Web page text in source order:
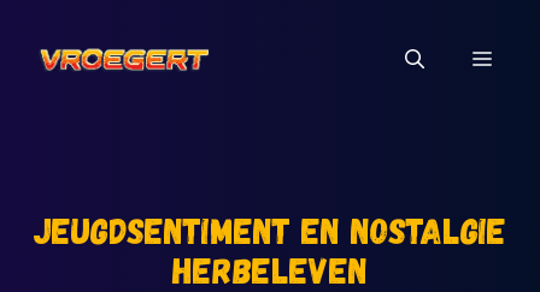
naar
Jeugdsentiment en nostalgie
herbeleven